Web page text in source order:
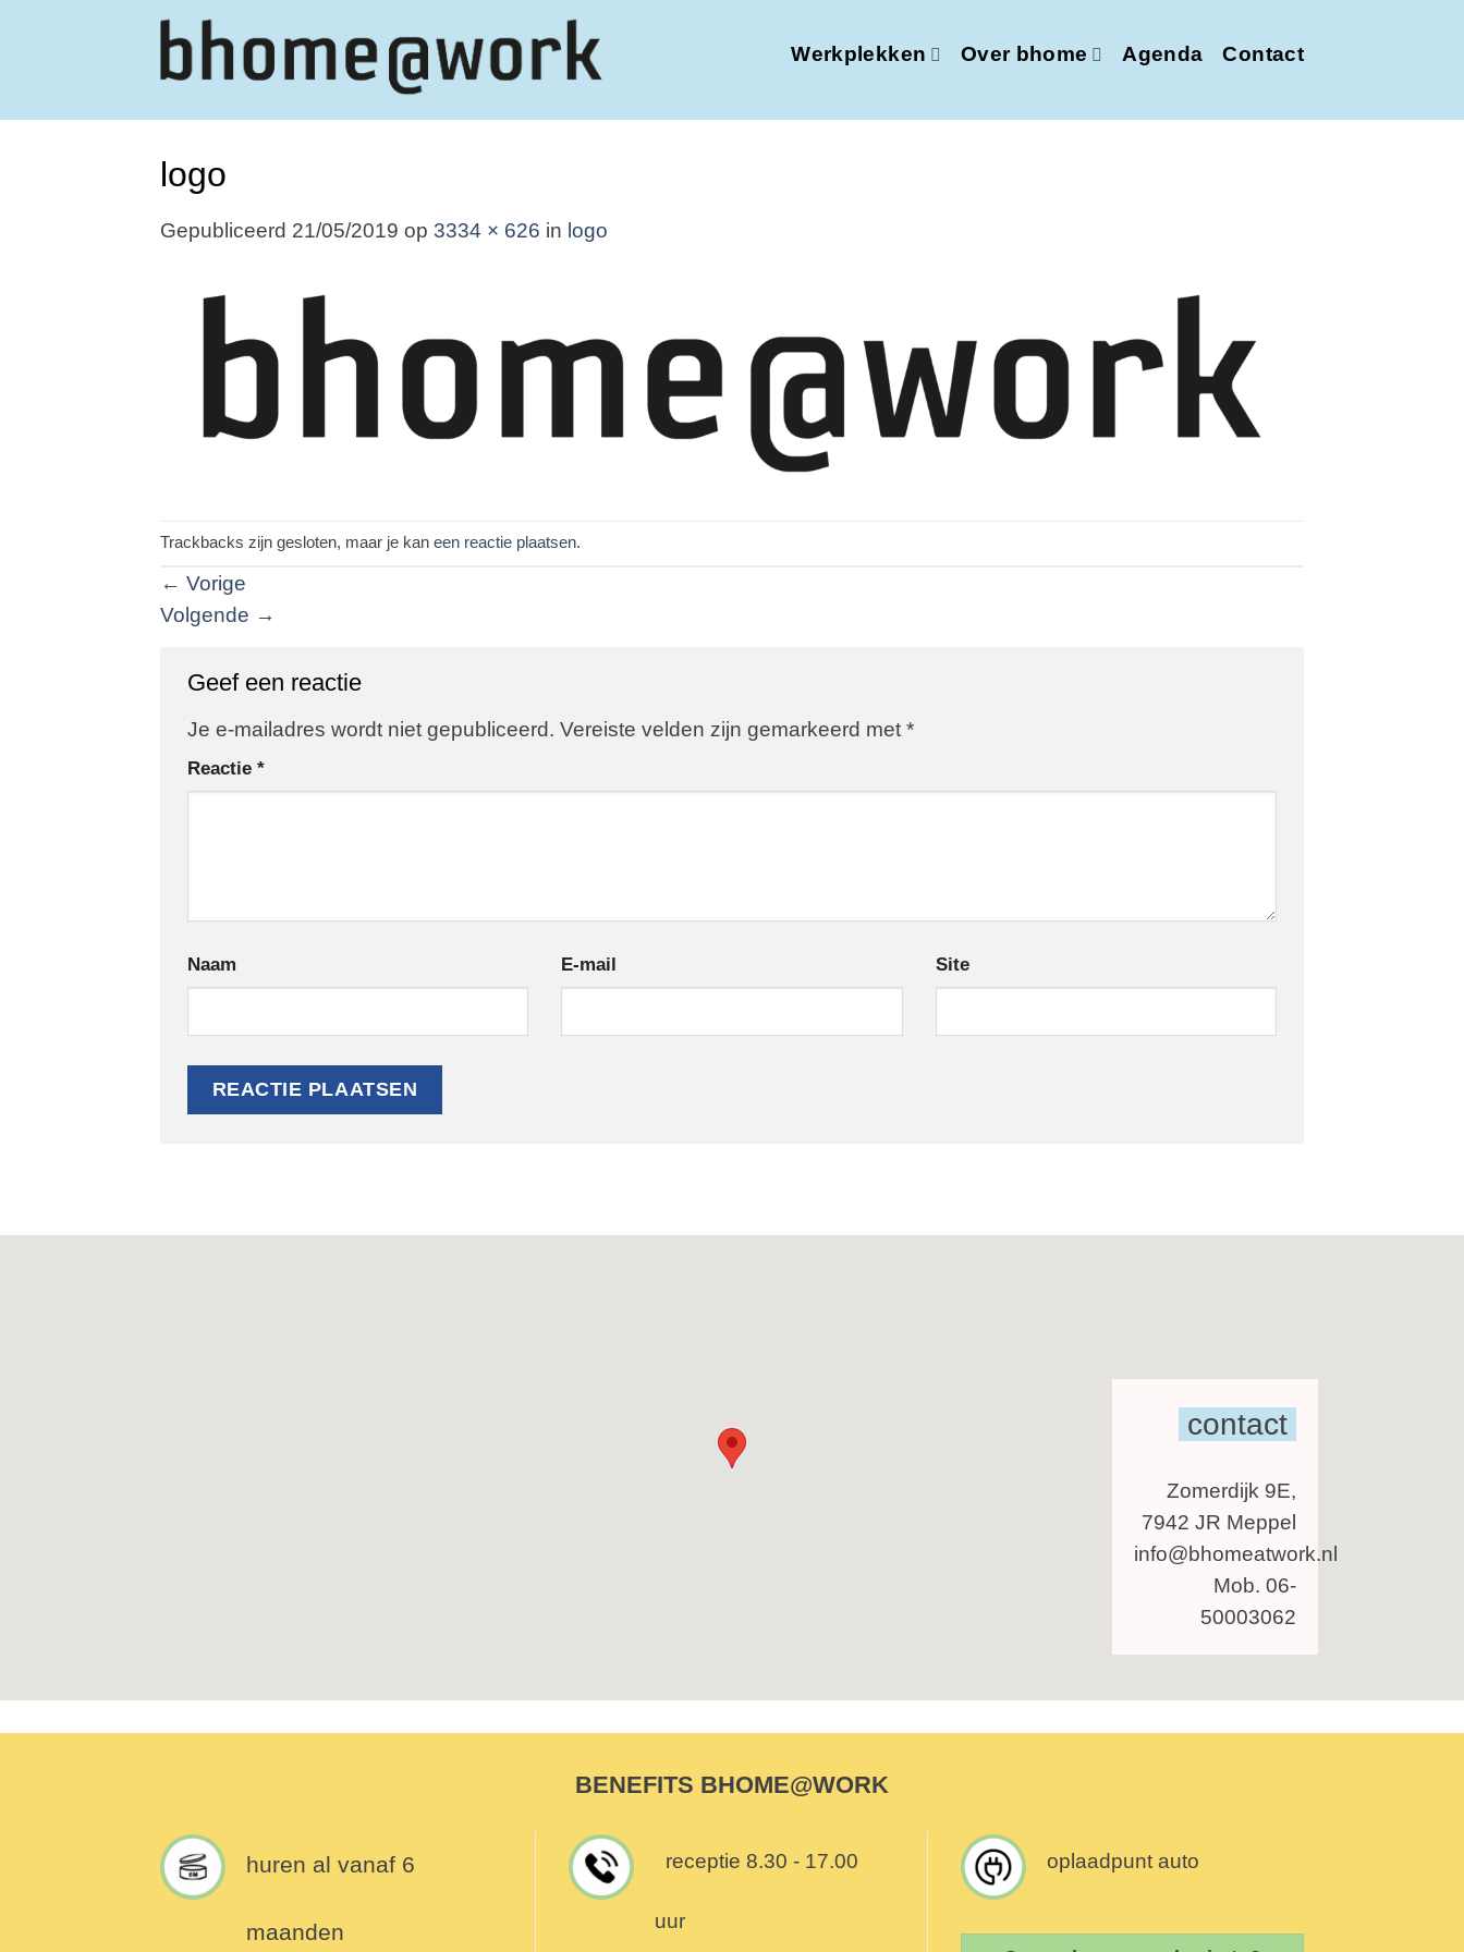
Werkplekken Over bhome Agenda Contact
logo
Gepubliceerd 21/05/2019 op 3334 × 626 in logo
Trackbacks zijn gesloten, maar je kan een reactie plaatsen.
← Vorige
Volgende →
Geef een reactie
Je e-mailadres wordt niet gepubliceerd. Vereiste velden zijn gemarkeerd met *
Reactie *
Naam E-mail Site
contact
Zomerdijk 9E,
7942 JR Meppel
info@bhomeatwork.nl
Mob. 06-
50003062
BENEFITS BHOME@WORK
huren al vanaf 6
maanden
receptie 8.30 - 17.00
uur
oplaadpunt auto